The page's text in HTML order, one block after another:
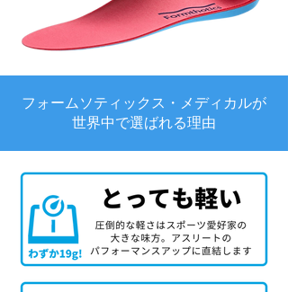
フォームソティックス・メディカルが
世界中で選ばれる理由